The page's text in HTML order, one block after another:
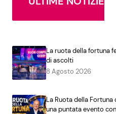
La ruota della fortuna
di ascolti
8 Agosto 2026
La Ruota della
una puntata evento